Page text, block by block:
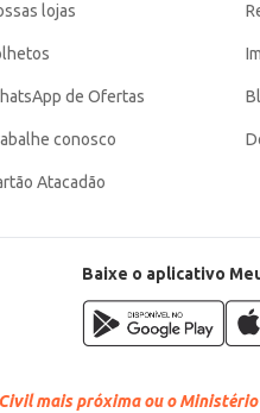
lojas
de Ofertas
conosco
Atacadão
Baixe o aplicativo
mais próxima ou o